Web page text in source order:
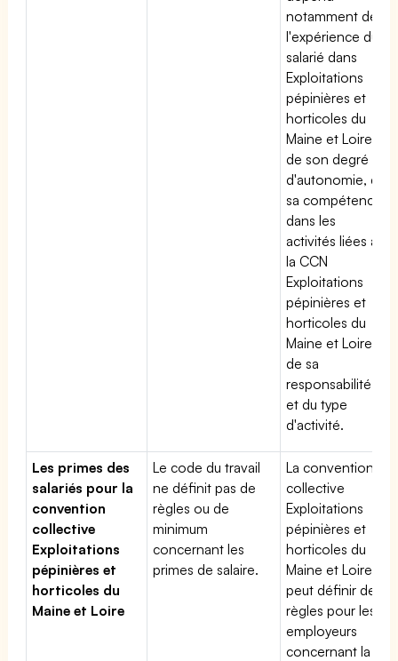
notamment de
l'expérience du
salarié dans
Exploitations
pépinières et
horticoles du
Maine et Loire,
de son degré
d'autonomie, de
sa compétence
dans les
activités liées à
la CCN
Exploitations
pépinières et
horticoles du
Maine et Loire,
de sa
responsabilité
et du type
d'activité.
Les primes des
salariés pour la
convention
collective
Exploitations
pépinières et
horticoles du
Maine et Loire
Le code du travail
ne définit pas de
règles ou de
minimum
concernant les
primes de salaire.
La convention
collective
Exploitations
pépinières et
horticoles du
Maine et Loire
peut définir des
règles pour les
employeurs
concernant la